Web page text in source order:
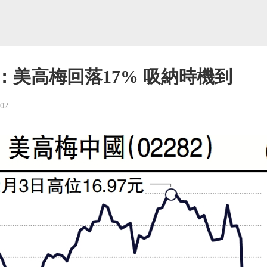
美高梅回落17% 吸納時機到